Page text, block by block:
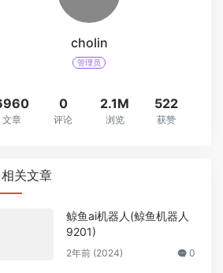
cholin
管理员
文章
0
评论
2.1M
浏览
522
获赞
相关文章
鲸鱼ai机器人(鲸鱼机器人
9201)
2年前 (2024) 0